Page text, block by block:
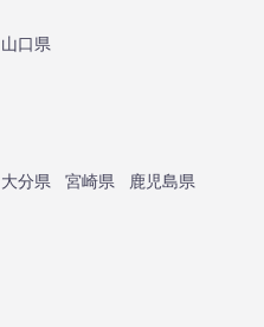
山口県
大分県 宮崎県
鹿児島県